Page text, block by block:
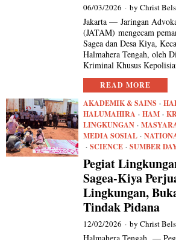
06/03/2026 byChrist
Jakarta — Jaringan
(JATAM) mengecam
Sagea dan Desa Kiya,
Halmahera Tengah, oleh
Kriminal Khusus
READ MORE
AKADEMIK & SAINS ·
HALUMAHIRA · HAM ·
LINGKUNGAN ·
MEDIA SOSIAL ·
· SCIENCE · SUMBER
Pegiat
Sagea-Kiya
Lingkungan,
Tindak Pidana
12/02/2026 byChrist